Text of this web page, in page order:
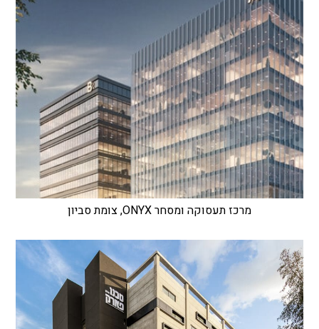
מרכז תעסוקה ומסחר ONYX, צומת סביון